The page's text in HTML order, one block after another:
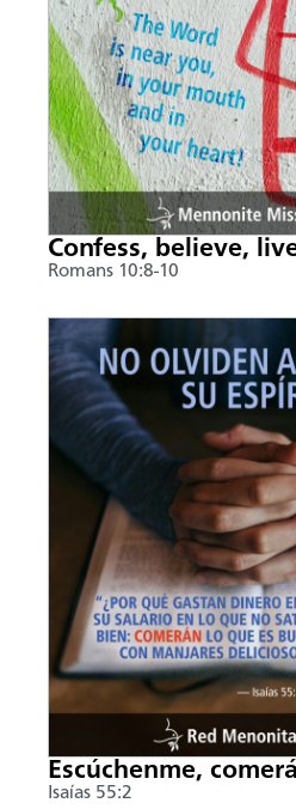
Confess, believe,
Romans 10:8-10
Escúchenme,
Isaías 55:2